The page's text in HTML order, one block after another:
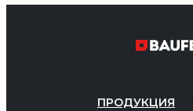
ПРОДУКЦИЯ